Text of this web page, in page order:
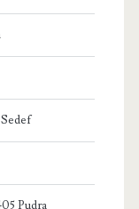
Pudra